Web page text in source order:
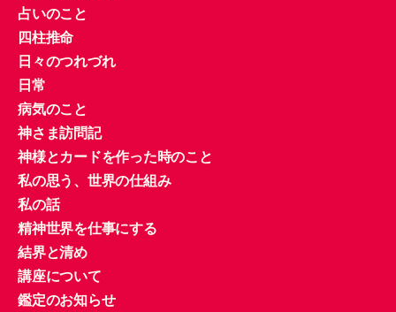
占いのこと
四柱推命
日々のつれづれ
日常
病気のこと
神さま訪問記
神様とカードを作った時のこと
私の思う、世界の仕組み
私の話
精神世界を仕事にする
結界と清め
講座について
鑑定のお知らせ